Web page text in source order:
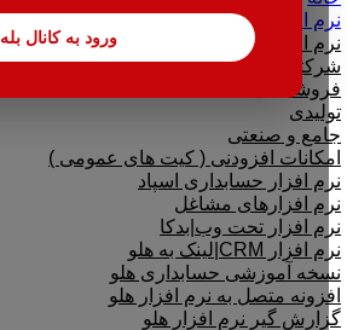
ورود به کانال بله
نرم افزار
نرم افزار حسابداری هلو
شرکتی
فروشگاهی
تولیدی
جامع و صنعتی
امکانات افزودنی ( کیت های عمومی )
نرم افزار حسابداری اسپاد
نرم افزارهای مشاغل
نرم افزار تحت وب|بدکا
نرم افزار CRM|لینک به هلو
نسخه آموزشی حسابداری هلو
افزونه متصل به نرم افزار هلو
گزارش گیر نرم افزار هلو